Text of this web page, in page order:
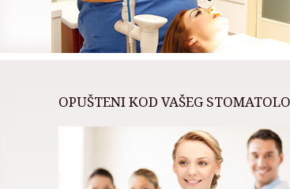
OPUŠTENI KOD VAŠEG